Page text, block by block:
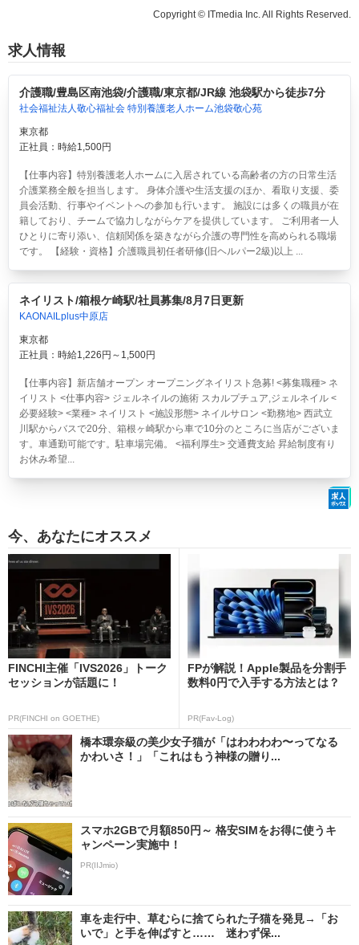
Copyright © ITmedia Inc. All Rights Reserved.
求人情報
介護職/豊島区南池袋/介護職/東京都/JR線 池袋駅から徒歩7分
社会福祉法人敬心福祉会 特別養護老人ホーム池袋敬心苑
東京都
正社員：時給1,500円
【仕事内容】特別養護老人ホームに入居されている高齢者の方の日常生活
介護業務全般を担当します。 身体介護や生活支援のほか、看取り支援、委
員会活動、行事やイベントへの参加も行います。 施設には多くの職員が在
籍しており、チームで協力しながらケアを提供しています。 ご利用者一人
ひとりに寄り添い、信頼関係を築きながら介護の専門性を高められる職場
です。 【経験・資格】介護職員初任者研修(旧ヘルパー2級)以上 ...
ネイリスト/箱根ケ崎駅/社員募集/8月7日更新
KAONAILplus中原店
東京都
正社員：時給1,226円～1,500円
【仕事内容】新店舗オープン オープニングネイリスト急募! <募集職種> ネ
イリスト <仕事内容> ジェルネイルの施術 スカルプチュア,ジェルネイル <
必要経験> <業種> ネイリスト <施設形態> ネイルサロン <勤務地> 西武立
川駅からバスで20分、箱根ヶ崎駅から車で10分のところに当店がございま
す。車通勤可能です。駐車場完備。 <福利厚生> 交通費支給 昇給制度有り
お休み希望...
今、あなたにオススメ
FINCHI主催「IVS2026」トーク
セッションが話題に！
PR(FINCHI on GOETHE)
FPが解説！Apple製品を分割手
数料0円で入手する方法とは？
PR(Fav-Log)
橋本環奈級の美少女子猫が「はわわわわ〜ってなる
かわいさ！」「これはもう神様の贈り...
スマホ2GBで月額850円～ 格安SIMをお得に使うキ
ャンペーン実施中！
PR(IIJmio)
車を走行中、草むらに捨てられた子猫を発見→「お
いで」と手を伸ばすと…… 迷わず保...